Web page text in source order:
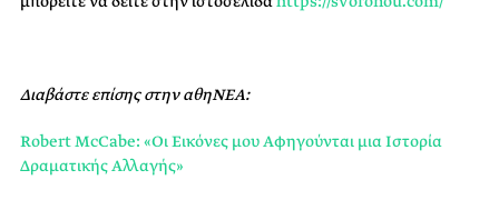
Διαβάστε επίσης στην αθηΝΕΑ:
Robert McCabe: «Οι Εικόνες μου Αφηγούνται μια Ιστορία
Δραματικής Αλλαγής»